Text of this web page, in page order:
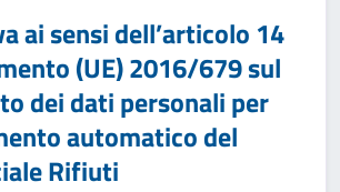
ai sensi dell’articolo 14
(UE) 2016/679 sul
dei dati personali per
automatico del
Rifiuti